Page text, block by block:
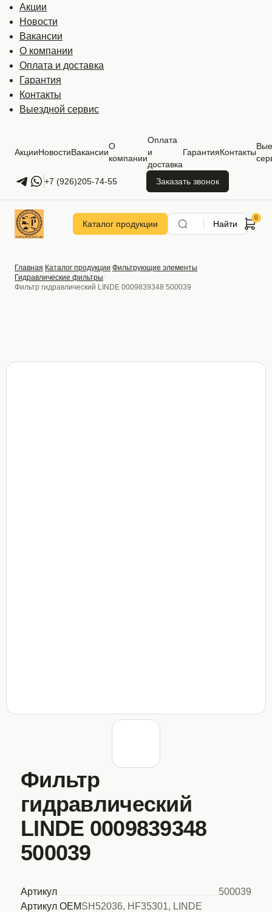
Акции
Новости
Вакансии
О компании
Оплата и доставка
Гарантия
Контакты
Выездной сервис
АкцииНовостиВакансии
О
компании
Оплата
и
доставка
ГарантияКонтакты
+7 (926)205-74-55 Заказать звонок
Каталог продукции Найти
Главная Каталог продукции Фильтрующие элементы
Гидравлические фильтры
Фильтр гидравлический LINDE 0009839348 500039
Фильтр
гидравлический
LINDE 0009839348
500039
Артикул
500039
Артикул OEMSH52036, HF35301, LINDE